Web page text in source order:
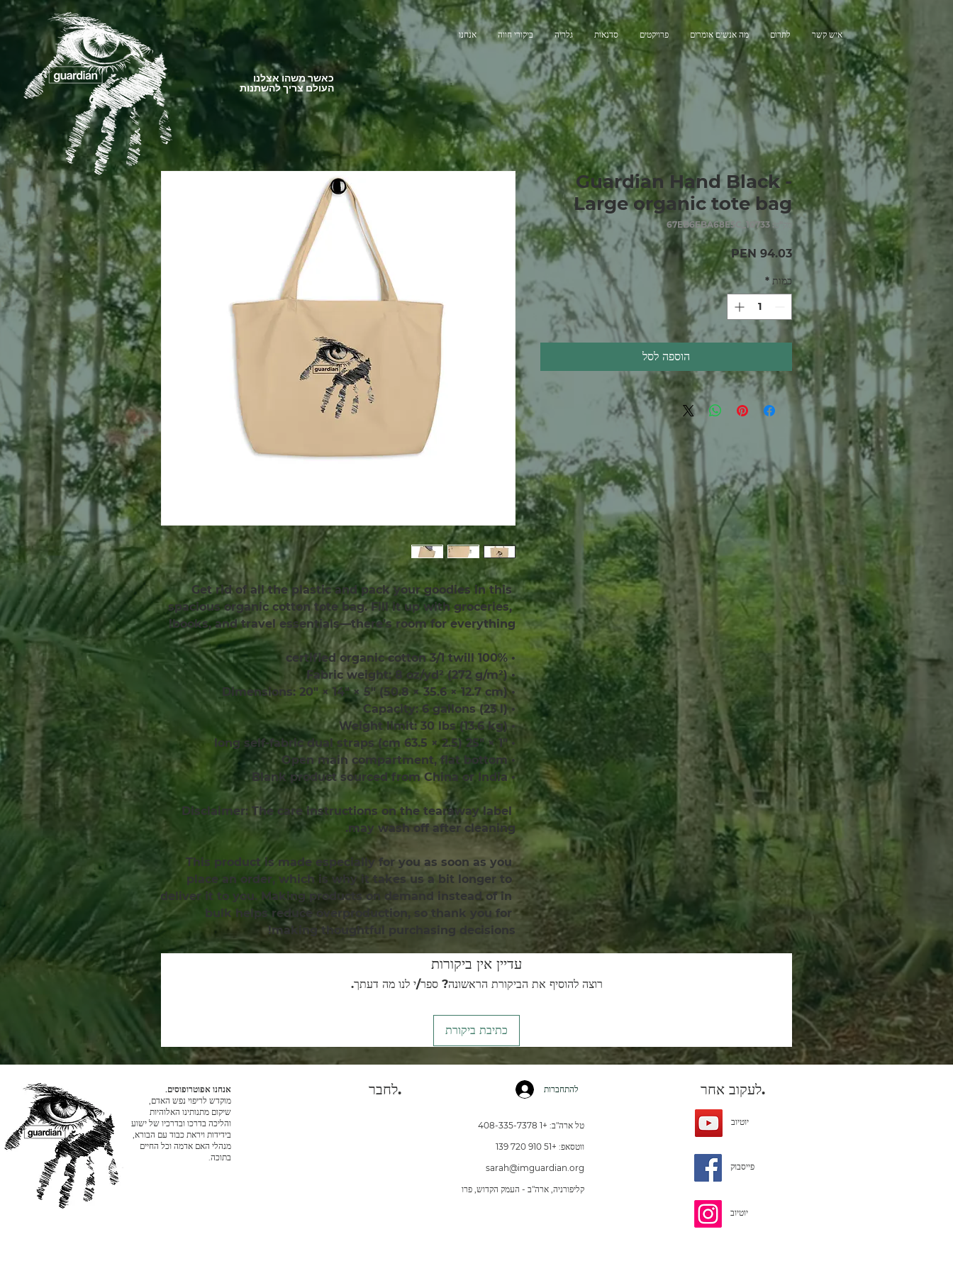
כאשר משהו אצלנו
העולם צריך להשתנות
אנחנו ביקורי חווה גלריה סדנאות פרויקטים מה אנשים אומרים לתרום איש קשר
Get rid of all the plastic and pack your goodies in this
spacious organic cotton tote bag. Fill it up with groceries,
books, and travel essentials—there’s room for everything!
• 100% certified organic cotton 3/1 twill
• Fabric weight: 8 oz/yd² (272 g/m²)
• Dimensions: 20″ × 14″ × 5″ (50.8 × 35.6 × 12.7 cm)
• Capacity: 6 gallons (23 l)
• Weight limit: 30 lbs (13.6 kg)
• 1″ × 25″ (2.5 × 63.5 cm) long self-fabric dual straps
• Open main compartment, flat bottom
• Blank product sourced from China or India
Disclaimer: The care instructions on the tearaway label
may wash off after cleaning.
This product is made especially for you as soon as you
place an order, which is why it takes us a bit longer to
deliver it to you. Making products on demand instead of in
bulk helps reduce overproduction, so thank you for
making thoughtful purchasing decisions!
Guardian Hand Black -
Large organic tote bag
מק"ט: 67EB6EBA68E5C_10733
מחיר
כמות *
הוספה לסל
עדיין אין ביקורות
רוצה להוסיף את הביקורת הראשונה? ספר/י לנו מה דעתך.
כתיבת ביקורת
אנחנו אפוטרופוסים.
מוקדש לריפוי נפש האדם,
שיקום מתנותינו האלוהיות
והליכה בדרכו ובדרכיו של ישוע
בידידות ויראת כבוד עם הבורא,
מנהלי האם אדמה וכל החיים
בתוכה.
לחבר. להתחברות
טל ארה"ב: +1 408-335-7378
ווטסאפ: +51 910 720 139
sarah@imguardian.org
קליפורניה, ארה"ב - העמק הקדוש, פרו
לעקוב אחר.
יוטיוב
פייסבוק
יוטיוב